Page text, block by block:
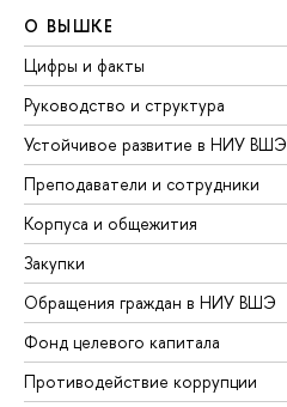
О ВЫШКЕ
Цифры и факты
Руководство и структура
Устойчивое развитие в НИУ ВШЭ
Преподаватели и сотрудники
Корпуса и общежития
Закупки
Обращения граждан в НИУ ВШЭ
Фонд целевого капитала
Противодействие коррупции